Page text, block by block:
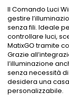
Il Comando Luci
gestire
senza fili. Ideale
controllare luci,
MatixGO tramite
Grazie
l’illuminazione
senza necessità
desidera una
personalizzabile.